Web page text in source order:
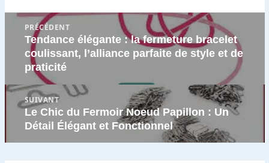
Navigation
l’article
PRÉCÉDENT
Article
précédent
:
Tendance élégante : la fermeture bracelet
coulissant, l’alliance parfaite de style et de
praticité
SUIVANT
Article
suivant
:
Le Chic du Fermoir Noeud Papillon : Un
Détail Élégant et Fonctionnel